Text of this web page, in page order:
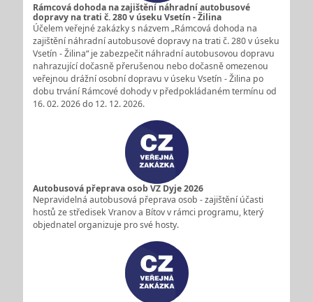
Rámcová dohoda na zajištění náhradní autobusové
dopravy na trati č. 280 v úseku Vsetín - Žilina
Účelem veřejné zakázky s názvem „Rámcová dohoda na
zajištění náhradní autobusové dopravy na trati č. 280 v úseku
Vsetín - Žilina“ je zabezpečit náhradní autobusovou dopravu
nahrazující dočasně přerušenou nebo dočasně omezenou
veřejnou drážní osobní dopravu v úseku Vsetín - Žilina po
dobu trvání Rámcové dohody v předpokládaném termínu od
16. 02. 2026 do 12. 12. 2026.
Autobusová přeprava osob VZ Dyje 2026
Nepravidelná autobusová přeprava osob - zajištění účasti
hostů ze středisek Vranov a Bítov v rámci programu, který
objednatel organizuje pro své hosty.